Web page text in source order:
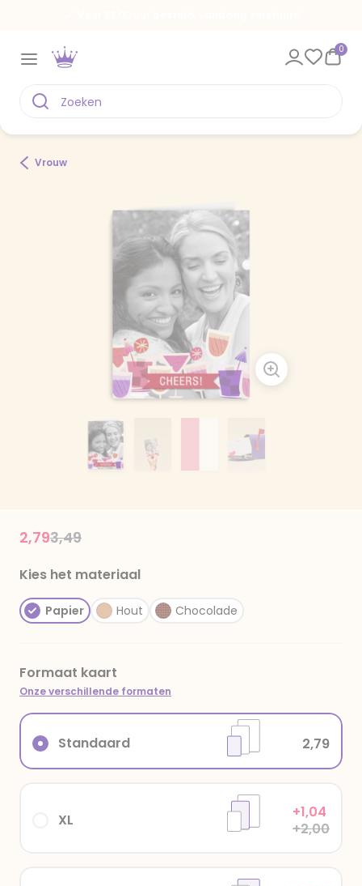
0
Vrouw
Price reduced from
3,49to
2,79
Kies het materiaal
Papier Hout Chocolade
Formaat kaart
Onze verschillende formaten
XL
+1,04
+2,00
Standaard 2,79